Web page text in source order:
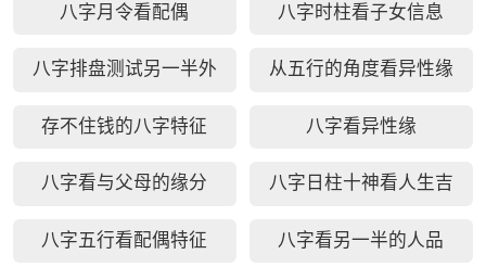
八字月令看配偶 八字时柱看子女信息
八字排盘测试另一半外
貌
从五行的角度看异性缘
存不住钱的八字特征 八字看异性缘
八字看与父母的缘分 八字日柱十神看人生吉
八字五行看配偶特征 八字看另一半的人品